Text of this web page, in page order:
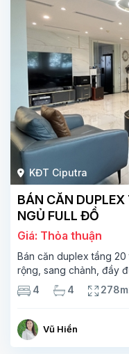
KĐT Ciputra
BÁN CĂN
NGỦ FULL ĐỒ
Giá: Thỏa thuận
Bán căn duplex tầng 20
rộng, sang chảnh, đầy
tầng. Tầng 1 rộng
phòng bếp, 2 phòng ngủ,
4 4
Vũ Hiền